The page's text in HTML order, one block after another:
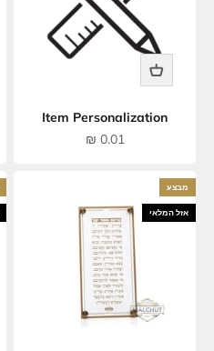
Item Personalization
מחיר מבצע
0.01 ₪
מבצע
אזל המלאי